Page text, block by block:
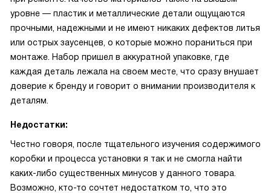
уровне — пластик и металлические детали ощущаются
прочными, надежными и не имеют никаких дефектов литья
или острых заусенцев, о которые можно пораниться при
монтаже. Набор пришел в аккуратной упаковке, где
каждая деталь лежала на своем месте, что сразу внушает
доверие к бренду и говорит о внимании производителя к
деталям.
Недостатки:
Честно говоря, после тщательного изучения содержимого
коробки и процесса установки я так и не смогла найти
каких-либо существенных минусов у данного товара.
Возможно, кто-то сочтет недостатком то, что это